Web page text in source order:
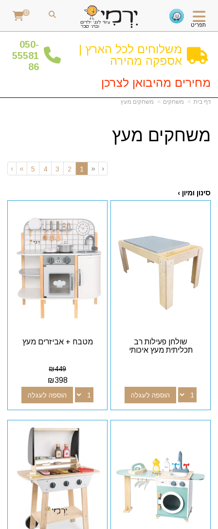
תפריט
0
משלוחים לכל הארץ |
אספקה מהירה
050-
55581
86
מחירים מהיבואן לצרכן
דף בית משחקים משחקים מעץ
משחקים מעץ
‹
«
1
2
3
4
5
»
›
סינון ומיון ›
שולחן פעילות רב
תכליתית מעץ איכותי
הוספה לעגלה
מטבח + אביזרים מעץ
₪449
₪398
הוספה לעגלה